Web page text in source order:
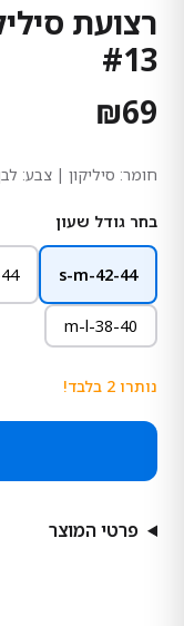
רצועת
#13
₪69
חומר: סיליקון | צבע:
בחר גודל שעון
s-m-42-44
m-l-38-40
נותרו 2 בלבד!
פרטי המוצר